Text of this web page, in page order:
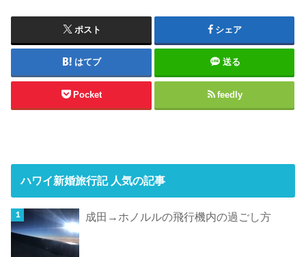
ポスト シェア
はてブ 送る
Pocket feedly
ハワイ新婚旅行記 人気の記事
成田→ホノルルの飛行機内の過ごし方